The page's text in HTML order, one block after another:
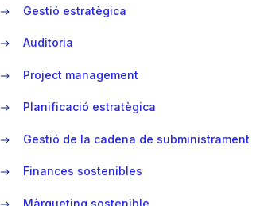
Gestió estratègica
Auditoria
Project management
Planificació estratègica
Gestió de la cadena de subministrament
Finances sostenibles
Màrqueting sostenible